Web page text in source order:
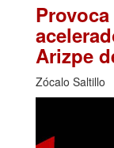
Arizpe
Zócalo Saltillo